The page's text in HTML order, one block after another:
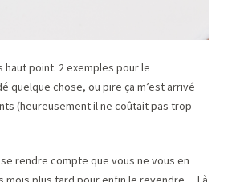
haut point. 2 exemples pour le
quelque chose, ou pire ça m’est arrivé
(heureusement il ne coûtait pas trop
rendre compte que vous ne vous en